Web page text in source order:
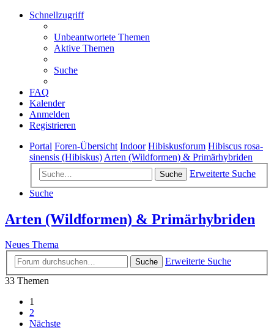
Schnellzugriff
Unbeantwortete Themen
Aktive Themen
Suche
FAQ
Kalender
Anmelden
Registrieren
Portal Foren-Übersicht Indoor Hibiskusforum Hibiscus rosa-
sinensis (Hibiskus) Arten (Wildformen) & Primärhybriden
Suche
Erweiterte Suche
Suche
Arten (Wildformen) & Primärhybriden
Neues Thema
Suche
Erweiterte Suche
33 Themen
1
2
Nächste